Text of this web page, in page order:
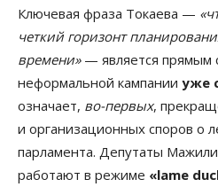
Ключевая фраза Токаева —
четкий горизонт
времени»— является прямым
неформальной кампании уже
означает, во-первых,
и организационных споров о
парламента. Депутаты
работают в режиме «lame